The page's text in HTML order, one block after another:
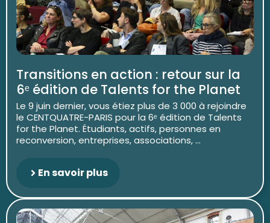
Transitions en action : retour sur la
6ᵉ édition de Talents for the Planet
Le 9 juin dernier, vous étiez plus de 3 000 à rejoindre
le CENTQUATRE-PARIS pour la 6ᵉ édition de Talents
for the Planet. Étudiants, actifs, personnes en
reconversion, entreprises, associations, ...
En savoir plus